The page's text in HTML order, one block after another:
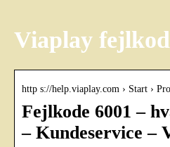
Viaplay
http s://help.viaplay.com › Start ›
Fejlkode 6001 –
– Kundeservice –